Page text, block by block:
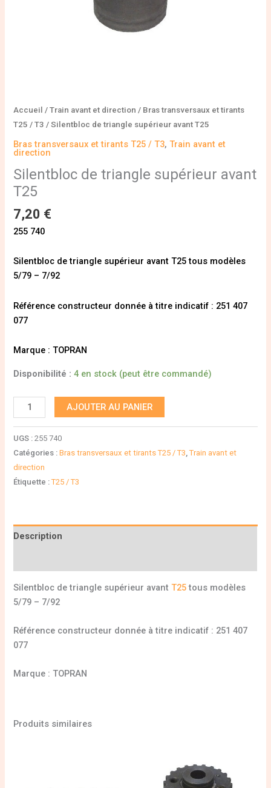
Accueil /Train avant et direction / Bras transversaux et tirants
T25 / T3 / Silentbloc de triangle supérieur avant T25
Bras transversaux et tirants T25 / T3,Train avant et
direction
Silentbloc de triangle supérieur avant
T25
7,20 €
255 740
Silentbloc de triangle supérieur avant T25 tous modèles
5/79 – 7/92
Référence constructeur donnée à titre indicatif : 251 407
077
Marque : TOPRAN
Disponibilité : 4 en stock (peut être commandé)
AJOUTER AU PANIER
UGS :255 740
Catégories :Bras transversaux et tirants T25 / T3 ,Train avant et
direction
Étiquette :T25 / T3
Description
Silentbloc de triangle supérieur avantT25tous modèles
5/79 – 7/92
Référence constructeur donnée à titre indicatif : 251 407
077
Marque : TOPRAN
Produits similaires